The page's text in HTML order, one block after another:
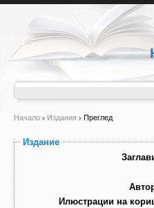
Начало Издания Преглед
Издание
Илюстрации на